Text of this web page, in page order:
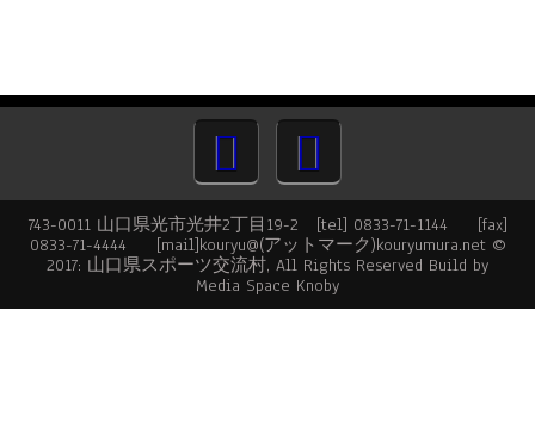
743-0011 山口県光市光井2丁目19-2 [tel] 0833-71-1144 [fax]
0833-71-4444 [mail]kouryu@(アットマーク)kouryumura.net ©
2017: 山口県スポーツ交流村, All Rights Reserved Build by
Media Space Knoby